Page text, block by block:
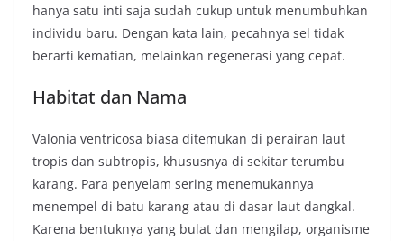
hanya satu inti saja sudah cukup untuk menumbuhkan
individu baru. Dengan kata lain, pecahnya sel tidak
berarti kematian, melainkan regenerasi yang cepat.
Habitat dan Nama
Valonia ventricosa biasa ditemukan di perairan laut
tropis dan subtropis, khususnya di sekitar terumbu
karang. Para penyelam sering menemukannya
menempel di batu karang atau di dasar laut dangkal.
Karena bentuknya yang bulat dan mengilap, organisme